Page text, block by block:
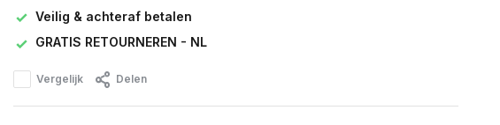
Veilig & achteraf betalen
GRATIS RETOURNEREN - NL
Vergelijk Delen